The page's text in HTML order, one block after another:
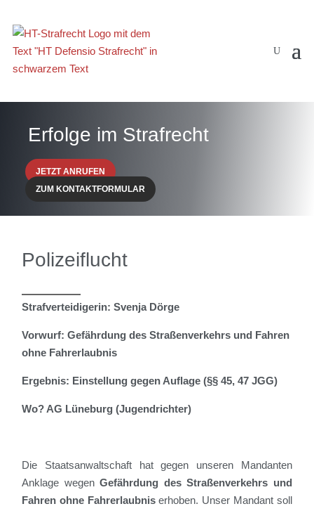
Erfolge im Strafrecht
JETZT ANRUFEN
ZUM KONTAKTFORMULAR
Polizeiflucht
Strafverteidigerin:Svenja Dörge
Vorwurf: Gefährdung des Straßenverkehrs und Fahren
ohne Fahrerlaubnis
Ergebnis: Einstellung gegen Auflage (§§ 45, 47 JGG)
Wo? AG Lüneburg (Jugendrichter)
Die Staatsanwaltschaft hat gegen unseren Mandanten
Anklage wegenGefährdung des Straßenverkehrs und
Fahren ohne Fahrerlaubniserhoben. Unser Mandant soll